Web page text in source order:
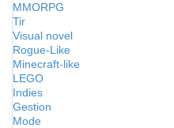
MMORPG
Tir
Visual novel
Rogue-Like
Minecraft-like
LEGO
Indies
Gestion
Mode